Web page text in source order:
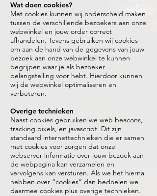
Wat doen cookies?
Met cookies kunnen wij onderscheid maken
tussen de verschillende bezoekers aan onze
webwinkel en jouw order correct
afhandelen. Tevens gebruiken wij cookies
om aan de hand van de gegevens van jouw
bezoek aan onze webwinkel te kunnen
begrijpen waar je als bezoeker
belangstelling voor hebt. Hierdoor kunnen
wij de webwinkel optimaliseren en
verbeteren.
Overige technieken
Naast cookies gebruiken we web beacons,
tracking pixels, en javascript. Dit zijn
standaard internettechnieken die er samen
met cookies voor zorgen dat onze
webserver informatie over jouw bezoek aan
de webpagina kan verzamelen en
vervolgens kan versturen. Als we het hierna
hebben over “cookies” dan bedoelen we
daarmee cookies plus overige technieken.